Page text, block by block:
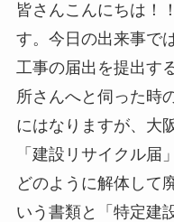
皆さんこんにちは！
す。今日の出来事で
工事の届出を提出す
所さんへと伺った時
にはなりますが、大
「建設リサイクル届
どのように解体して
いう書類と「特定建